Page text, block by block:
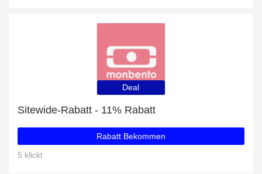
Deal
Sitewide-Rabatt - 11% Rabatt
Rabatt Bekommen
5 klickt